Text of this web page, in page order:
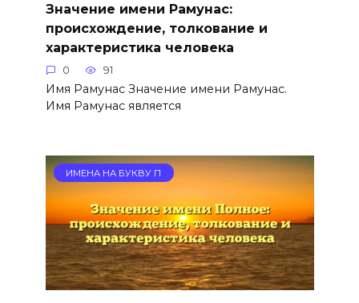
Значение имени Рамунас:
происхождение, толкование и
характеристика человека
0 91
Имя Рамунас Значение имени Рамунас.
Имя Рамунас является
ИМЕНА НА БУКВУ П